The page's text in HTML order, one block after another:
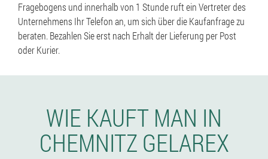
Fragebogens und innerhalb von 1 Stunde ruft ein Vertreter des
Unternehmens Ihr Telefon an, um sich über die Kaufanfrage zu
beraten. Bezahlen Sie erst nach Erhalt der Lieferung per Post
oder Kurier.
WIE KAUFT MAN IN
CHEMNITZ GELAREX